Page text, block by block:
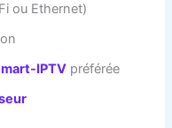
ou Ethernet)
IPTV préférée